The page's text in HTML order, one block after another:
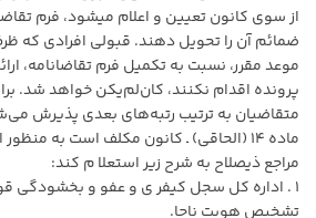
از سوی کانون تعیین و اعلام میشود، فرم
ضمائم آن را تحویل دهند. قبولی افرادی که
موعد مقرر، نسبت به تکمیل فرم تقاضانامه،
پرونده اقدام نکنند، کان‌لم‌یکن خواهد شد.
متقاضیان به ترتیب رتبه‌های بعدی پذیرش
ماده ۱۴ (الحاقی) ـ کانون مکلف است به
مراجع ذیصلاح به شرح زیر استعلا م کند:
۱ . اداره کل سجل کیفر ی و عفو و بخشودگی
تشخیص هویت ناجا.